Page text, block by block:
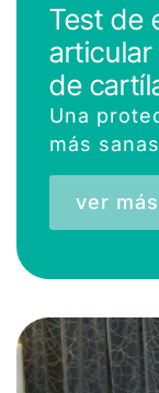
Test de
articular
de
Una
más sanas
ver más